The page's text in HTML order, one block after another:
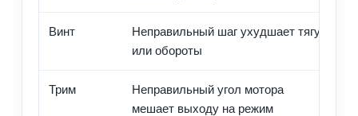
Винт
Неправильный шаг ухудшает тягу
или обороты
Трим
Неправильный угол мотора
мешает выходу на режим